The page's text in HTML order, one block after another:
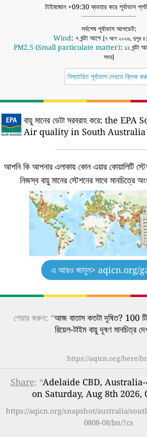
টাইমজোন +09:30 ব্যবহার করে পূর্বাভাস
সর্বশেষ পূর্বাভাস আপডেট:
Wind: ৭ ঘন্টা আগে [৭ আগ ২০২৬, দুপুর
PM2.5 (Small particulate matter): ১১ ঘন্টা
সময়]
বিস্তারিত পূর্বাভাস দেখতে ক্লিক
বায়ু মানের ডেটা সরবরাহ করে: the EPA
Air quality in South Australia
আপনি কি আপনার এলাকায় কোন এয়ার কোয়ালিটি
নিজস্ব বায়ু মানের স্টেশনের সাথে মানচিত্রে
এ আরও জানুন> aqicn.org/
শেয়ার করুন: “আজ বাতাস কতটা দূষিত? 100
রিয়েল-টাইম বায়ু দূষণ মানচিত্র
https://aqicn.org/here/
Share: “Adelaide CBD, Australia-এর
on Saturday, Aug 8th 2026,
https://aqicn.org/snapshot/australia/
0808-08/bn/?cs